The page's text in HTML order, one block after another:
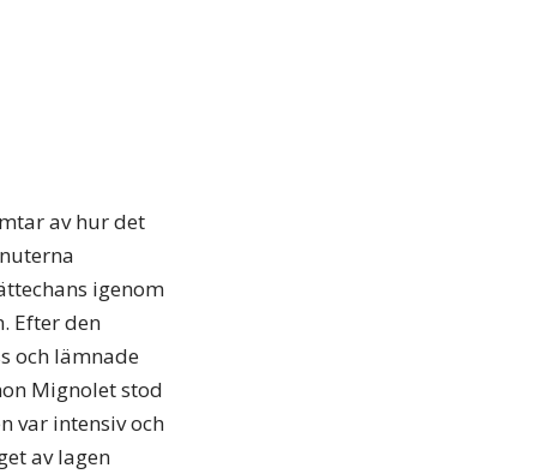
av hur det
igenom
Efter den
och lämnade
Mignolet stod
var intensiv och
av lagen